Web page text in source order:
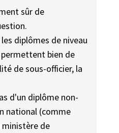
sûr de
diplômes de niveau
permettent bien de
de sous-officier, la
d'un diplôme non-
national (comme
de